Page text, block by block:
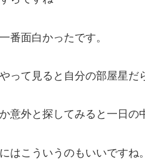
番面白かったです。
って見ると自分の部屋星
意外と探してみると一日の
はこういうのもいいですね。